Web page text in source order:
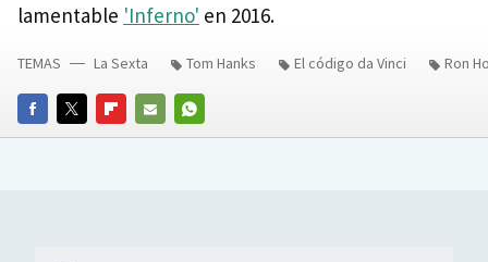
lamentable 'Inferno' en 2016.
FACEBOOKTWITTERFLIPBOARD
E-
WHATSAPP
TEMAS La Sexta Tom Hanks El código da Vinci Ron